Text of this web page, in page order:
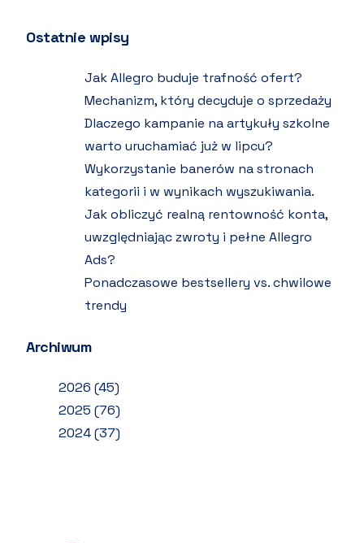
Ostatnie wpisy
Jak Allegro buduje trafność ofert?
Mechanizm, który decyduje o sprzedaży
Dlaczego kampanie na artykuły szkolne
warto uruchamiać już w lipcu?
Wykorzystanie banerów na stronach
kategorii i w wynikach wyszukiwania.
Jak obliczyć realną rentowność konta,
uwzględniając zwroty i pełne Allegro
Ads?
Ponadczasowe bestsellery vs. chwilowe
trendy
Archiwum
2026 (45)
2025 (76)
2024(37)